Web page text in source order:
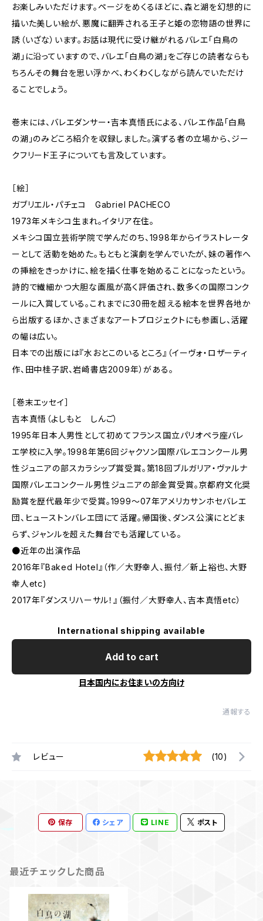
お楽しみいただけます。ページをめくるほどに、森と湖を幻想的に
描いた美しい絵が、悪魔に翻弄される王子と姫の恋物語の世界に
誘（いざな）います。お話は現代に受け継がれるバレエ「白鳥の
湖」に沿っていますので、バレエ「白鳥の湖」をご存じの読者ならも
ちろんその舞台を思い浮かべ、わくわくしながら読んでいただけ
ることでしょう。
巻末には、バレエダンサー・吉本真悟氏による、バレエ作品「白鳥
の湖」のみどころ紹介を収録しました。演ずる者の立場から、ジー
クフリード王子についても言及しています。
［絵］
ガブリエル・パチェコ Gabriel PACHECO
1973年メキシコ生まれ。イタリア在住。
メキシコ国立芸術学院で学んだのち、1998年からイラストレータ
ーとして活動を始めた。もともと演劇を学んでいたが、妹の著作へ
の挿絵をきっかけに、絵を描く仕事を始めることになったという。
詩的で繊細かつ大胆な画風が高く評価され、数多くの国際コンク
ールに入賞している。これまでに30冊を超える絵本を世界各地か
ら出版するほか、さまざまなアートプロジェクトにも参画し、活躍
の幅は広い。
日本での出版には『水おとこのいるところ』（イーヴォ・ロザーティ
作、田中桂子訳、岩崎書店2009年）がある。
［巻末エッセイ］
吉本真悟（よしもと しんご）
1995年日本人男性として初めてフランス国立パリオペラ座バレ
エ学校に入学。1998年第6回ジャクソン国際バレエコンクール男
性ジュニアの部スカラシップ賞受賞。第18回ブルガリア・ヴァルナ
国際バレエコンクール男性ジュニアの部金賞受賞。京都府文化奨
励賞を歴代最年少で受賞。1999～07年アメリカサンホセバレエ
団、ヒューストンバレエ団にて活躍。帰国後、ダンス公演にとどま
らず、ジャンルを超えた舞台でも活躍している。
●近年の出演作品
2016年『Baked Hotel』（作／大野幸人、振付／新上裕也、大野
幸人etc)
2017年『ダンスリハーサル！』（振付／大野幸人、吉本真悟etc）
International shipping available
Add to cart
日本国内にお住まいの方向け
通報する
レビュー (10)
保存 シェア LINE ポスト
最近チェックした商品